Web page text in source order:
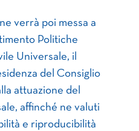
verrà poi messa a
Politiche
Universale, il
del Consiglio
attuazione del
affinché ne valuti
e riproducibilità